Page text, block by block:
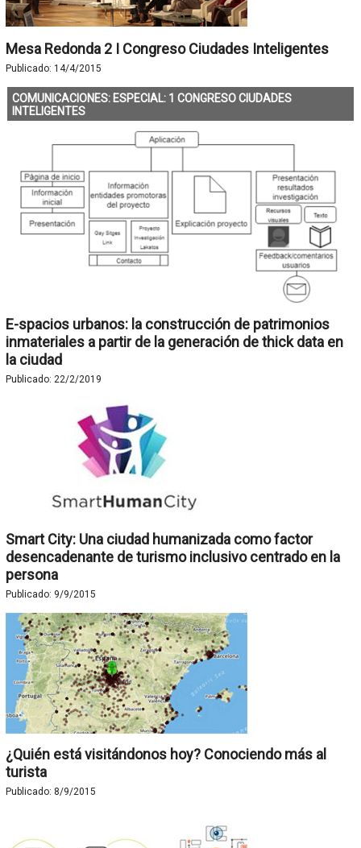
Mesa Redonda 2 I Congreso Ciudades Inteligentes
Publicado: 14/4/2015
COMUNICACIONES: ESPECIAL: 1 CONGRESO CIUDADES
INTELIGENTES
E-spacios urbanos: la construcción de patrimonios
inmateriales a partir de la generación de thick data en
la ciudad
Publicado: 22/2/2019
Smart City: Una ciudad humanizada como factor
desencadenante de turismo inclusivo centrado en la
persona
Publicado: 9/9/2015
¿Quién está visitándonos hoy? Conociendo más al
turista
Publicado: 8/9/2015